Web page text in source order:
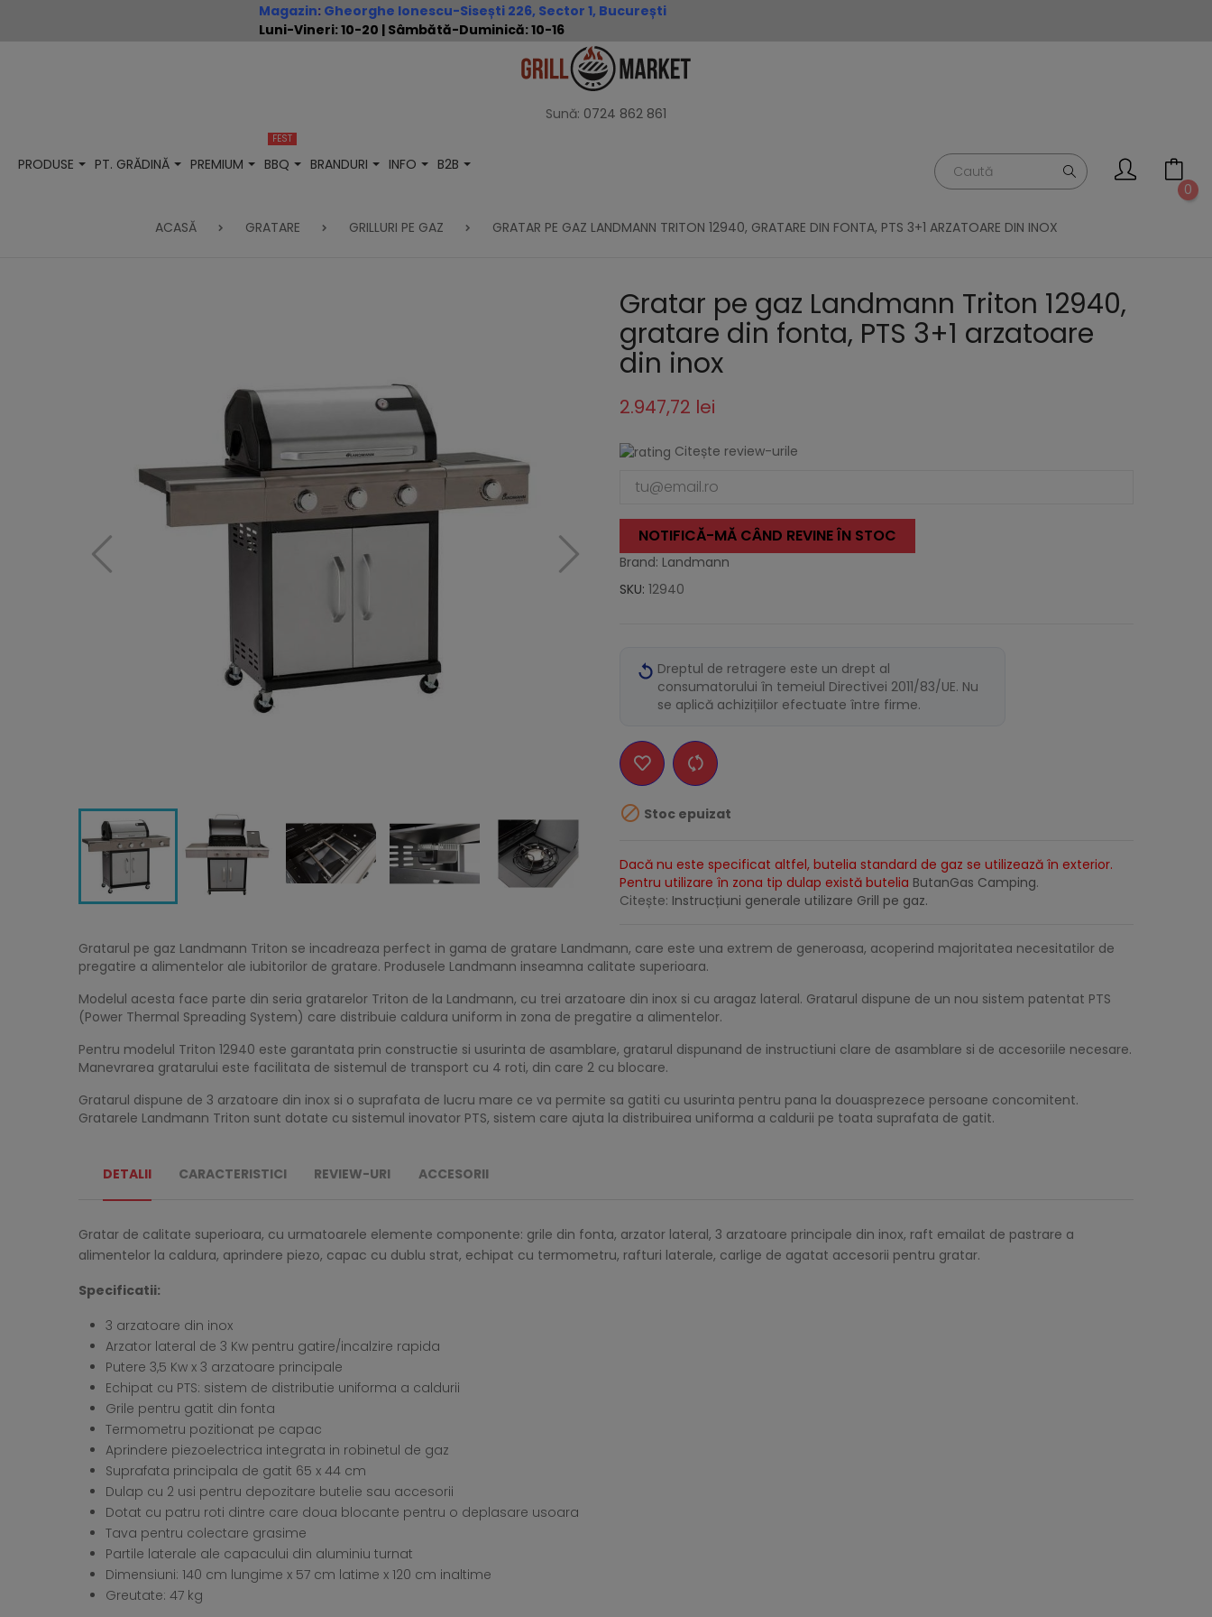
Magazin: Gheorghe Ionescu-Sisești 226, Sector 1, București
Luni-Vineri: 10-20 | Sâmbătă-Duminică: 10-16
Sună: 0724 862 861
PRODUSE PT. GRĂDINĂ PREMIUM BBQ
FEST
BRANDURI INFO
B2B
0
ACASĂ GRATARE GRILLURI PE GAZ GRATAR PE GAZ LANDMANN TRITON 12940, GRATARE DIN FONTA, PTS 3+1 ARZATOARE DIN INOX
Gratar pe gaz Landmann Triton 12940,
gratare din fonta, PTS 3+1 arzatoare
din inox
2.947,72 lei
Citește review-urile
NOTIFICĂ-MĂ CÂND REVINE ÎN STOC
Brand: Landmann
SKU: 12940
Dreptul de retragere este un drept al
consumatorului în temeiul Directivei 2011/83/UE. Nu
se aplică achizițiilor efectuate între firme.
 Stoc epuizat
Dacă nu este specificat altfel, butelia standard de gaz se utilizează în exterior.
Pentru utilizare în zona tip dulap există butelia ButanGas Camping.
Citește: Instrucțiuni generale utilizare Grill pe gaz.
Gratarul pe gaz Landmann Triton se incadreaza perfect in gama de gratare Landmann, care este una extrem de generoasa, acoperind majoritatea necesitatilor de
pregatire a alimentelor ale iubitorilor de gratare. Produsele Landmann inseamna calitate superioara.
Modelul acesta face parte din seria gratarelor Triton de la Landmann, cu trei arzatoare din inox si cu aragaz lateral. Gratarul dispune de un nou sistem patentat PTS
(Power Thermal Spreading System) care distribuie caldura uniform in zona de pregatire a alimentelor.
Pentru modelul Triton 12940 este garantata prin constructie si usurinta de asamblare, gratarul dispunand de instructiuni clare de asamblare si de accesoriile necesare.
Manevrarea gratarului este facilitata de sistemul de transport cu 4 roti, din care 2 cu blocare.
Gratarul dispune de 3 arzatoare din inox si o suprafata de lucru mare ce va permite sa gatiti cu usurinta pentru pana la douasprezece persoane concomitent.
Gratarele Landmann Triton sunt dotate cu sistemul inovator PTS, sistem care ajuta la distribuirea uniforma a caldurii pe toata suprafata de gatit.
DETALII CARACTERISTICI REVIEW-URI ACCESORII
Gratar de calitate superioara, cu urmatoarele elemente componente: grile din fonta, arzator lateral, 3 arzatoare principale din inox, raft emailat de pastrare a
alimentelor la caldura, aprindere piezo, capac cu dublu strat, echipat cu termometru, rafturi laterale, carlige de agatat accesorii pentru gratar.
Specificatii:
3 arzatoare din inox
Arzator lateral de 3 Kw pentru gatire/incalzire rapida
Putere 3,5 Kw x 3 arzatoare principale
Echipat cu PTS: sistem de distributie uniforma a caldurii
Grile pentru gatit din fonta
Termometru pozitionat pe capac
Aprindere piezoelectrica integrata in robinetul de gaz
Suprafata principala de gatit 65 x 44 cm
Dulap cu 2 usi pentru depozitare butelie sau accesorii
Dotat cu patru roti dintre care doua blocante pentru o deplasare usoara
Tava pentru colectare grasime
Partile laterale ale capacului din aluminiu turnat
Dimensiuni: 140 cm lungime x 57 cm latime x 120 cm inaltime
Greutate: 47 kg